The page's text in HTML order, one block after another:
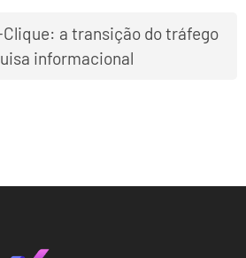
a transição do tráfego
informacional